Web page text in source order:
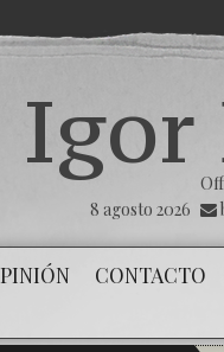
Igor
8 agosto 2026
CONTACTO